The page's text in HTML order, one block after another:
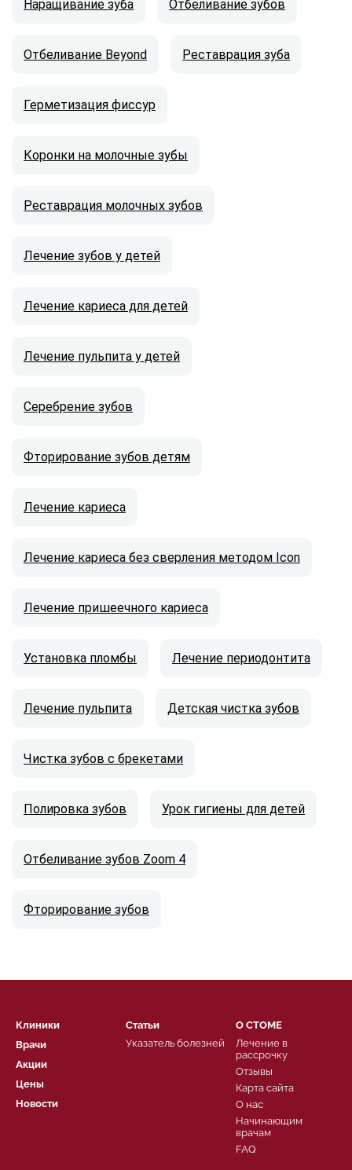
Наращивание зуба Отбеливание зубов
Отбеливание Beyond Реставрация зуба
Герметизация фиссур
Коронки на молочные зубы
Реставрация молочных зубов
Лечение зубов у детей
Лечение кариеса для детей
Лечение пульпита у детей
Серебрение зубов
Фторирование зубов детям
Лечение кариеса
Лечение кариеса без сверления методом Icon
Лечение пришеечного кариеса
Установка пломбы Лечение периодонтита
Лечение пульпита Детская чистка зубов
Чистка зубов с брекетами
Полировка зубов Урок гигиены для детей
Отбеливание зубов Zoom 4
Фторирование зубов
Клиники
Врачи
Акции
Цены
Новости
О СТОМЕ
Лечение в
рассрочку
Отзывы
Карта сайта
О нас
Начинающим
врачам
FAQ
Статьи
Указатель болезней